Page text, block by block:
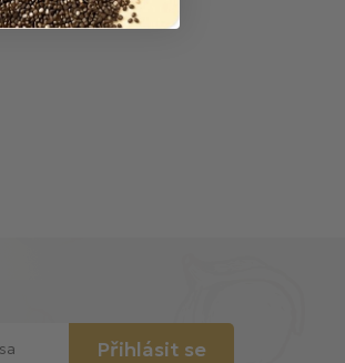
Přihlásit se